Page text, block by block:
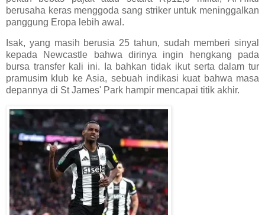
berusaha keras menggoda sang striker untuk meninggalkan
panggung Eropa lebih awal.
Isak, yang masih berusia 25 tahun, sudah memberi sinyal
kepada Newcastle bahwa dirinya ingin hengkang pada
bursa transfer kali ini. Ia bahkan tidak ikut serta dalam tur
pramusim klub ke Asia, sebuah indikasi kuat bahwa masa
depannya di St James' Park hampir mencapai titik akhir.